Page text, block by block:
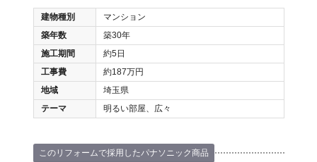
建物種別
マンション
築年数
築30年
施工期間
約5日
工事費
約187万円
地域
埼玉県
テーマ
明るい部屋、広々
このリフォームで採用したパナソニック商品